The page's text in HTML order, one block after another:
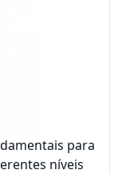
para
níveis